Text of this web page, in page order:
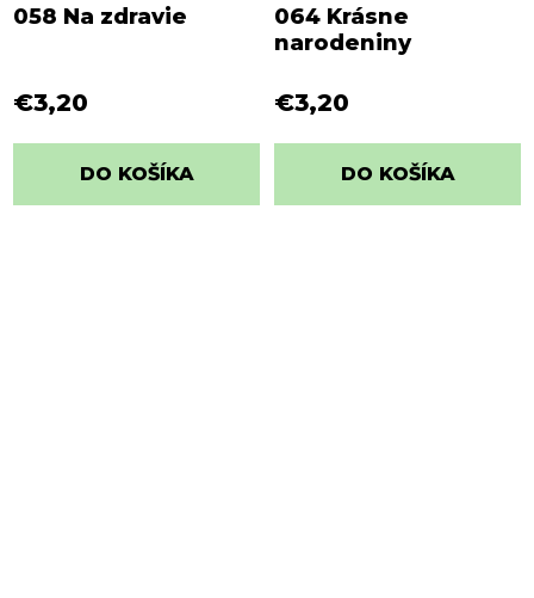
058 Na zdravie
€3,20
DO KOŠÍKA
064 Krásne
narodeniny
€3,20
DO KOŠÍKA